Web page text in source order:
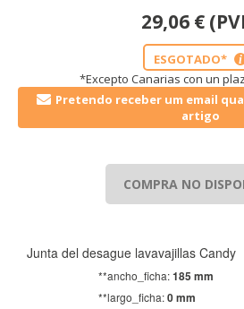
29,06 €
ESGOTADO* i
*Excepto Canarias con un
Pretendo receber um email
artigo
COMPRA NO
Junta del desague lavavajillas Candy
**ancho_ficha:185 mm
**largo_ficha:0 mm